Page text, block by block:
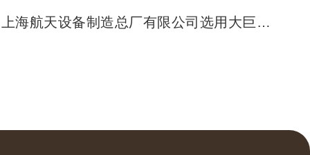
上海航天设备制造总厂有限公司选用大巨龙